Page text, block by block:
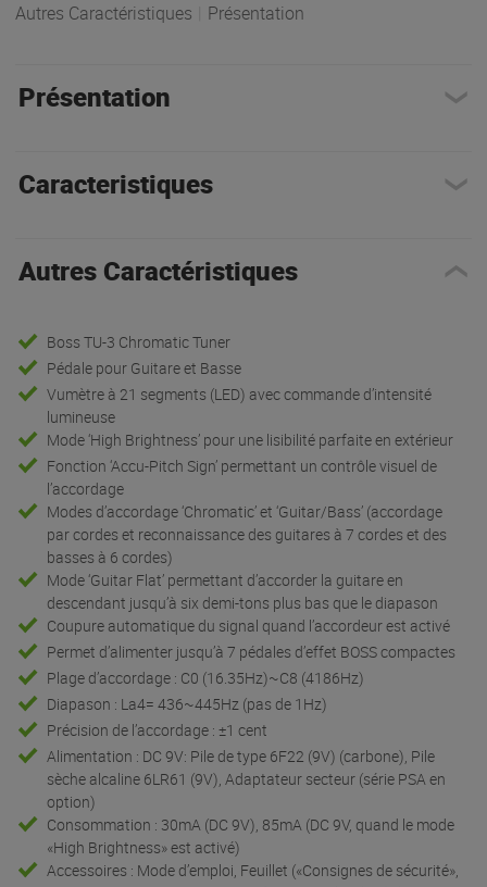
Autres Caractéristiques Présentation
Présentation
Caracteristiques
Autres Caractéristiques
Boss TU-3 Chromatic Tuner
Pédale pour Guitare et Basse
Vumètre à 21 segments (LED) avec commande d’intensité
lumineuse
Mode ‘High Brightness’ pour une lisibilité parfaite en extérieur
Fonction ‘Accu-Pitch Sign’ permettant un contrôle visuel de
l’accordage
Modes d’accordage ‘Chromatic’ et ‘Guitar/Bass’ (accordage
par cordes et reconnaissance des guitares à 7 cordes et des
basses à 6 cordes)
Mode ‘Guitar Flat’ permettant d’accorder la guitare en
descendant jusqu’à six demi-tons plus bas que le diapason
Coupure automatique du signal quand l’accordeur est activé
Permet d’alimenter jusqu’à 7 pédales d’effet BOSS compactes
Plage d’accordage : C0 (16.35Hz)~C8 (4186Hz)
Diapason : La4= 436~445Hz (pas de 1Hz)
Précision de l’accordage : ±1 cent
Alimentation : DC 9V: Pile de type 6F22 (9V) (carbone), Pile
sèche alcaline 6LR61 (9V), Adaptateur secteur (série PSA en
option)
Consommation : 30mA (DC 9V), 85mA (DC 9V, quand le mode
«High Brightness» est activé)
Accessoires : Mode d’emploi, Feuillet («Consignes de sécurité»,